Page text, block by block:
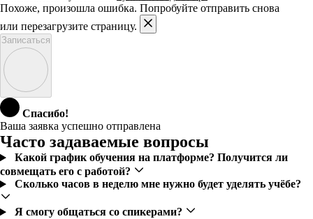
Похоже, произошла ошибка. Попробуйте отправить снова
или перезагрузите страницу.
Записаться
Спасибо!
Ваша заявка успешно отправлена
Часто задаваемые вопросы
Какой график обучения на платформе? Получится ли
совмещать его с работой?
Сколько часов в неделю мне нужно будет уделять учёбе?
Я смогу общаться со спикерами?